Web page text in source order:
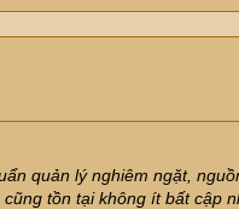
quản lý nghiêm ngặt,
tồn tại không ít bất cập